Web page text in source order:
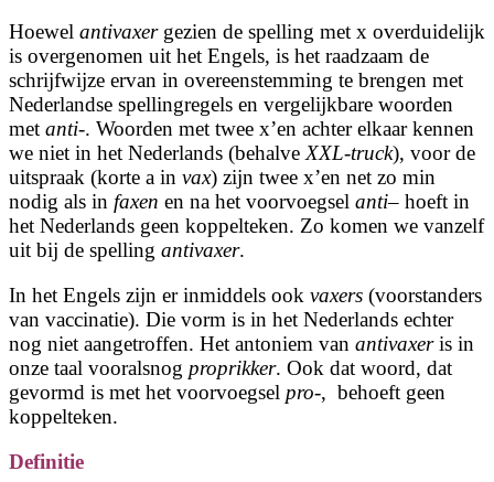
Hoewel antivaxergezien de spelling met x overduidelijk
is overgenomen uit het Engels, is het raadzaam de
schrijfwijze ervan in overeenstemming te brengen met
Nederlandse spellingregels en vergelijkbare woorden
met anti-. Woorden met twee x’en achter elkaar kennen
we niet in het Nederlands (behalve XXL-truck), voor de
uitspraak (korte a in vax) zijn twee x’en net zo min
nodig als in faxen en na het voorvoegsel anti– hoeft in
het Nederlands geen koppelteken. Zo komen we vanzelf
uit bij de spelling antivaxer.
In het Engels zijn er inmiddels ook vaxers (voorstanders
van vaccinatie). Die vorm is in het Nederlands echter
nog niet aangetroffen. Het antoniem van antivaxeris in
onze taal vooralsnog proprikker. Ook dat woord, dat
gevormd is met het voorvoegsel pro-, behoeft geen
koppelteken.
Definitie